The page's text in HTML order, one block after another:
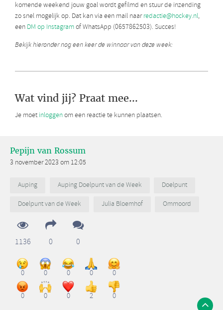
komende weekend jouw goal wordt gefilmd en stuur de inzending
zo snel mogelijk op. Dat kan via een mail naarredactie@hockey.nl,
een DM op Instagramof WhatsApp (0657862503). Succes!
Bekijk hieronder nog een keer de winnaar van deze week:
Wat vind jij? Praat mee...
Je moet inloggenom een reactie te kunnen plaatsen.
Pepijn van Rossum
3 november 2023 om 12:05
Auping Auping Doelpunt van de Week
Doelpunt
Doelpunt van de Week
Julia Bloemhof Ommoord
1136 0 0
0 0 0 0 0
0 0 0 2 0